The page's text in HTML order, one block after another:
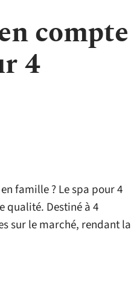
compte
4
famille ? Le spa pour 4
qualité. Destiné à 4
sur le marché, rendant la